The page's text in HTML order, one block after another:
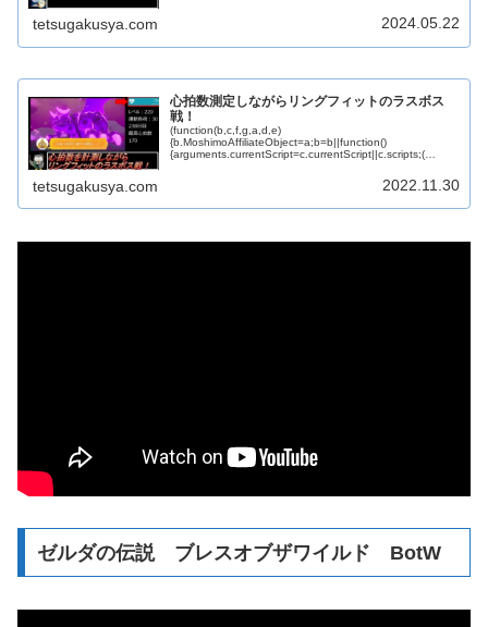
tetsugakusya.com 2024.05.22
心拍数測定しながらリングフィットのラスボス
戦！
(function(b,c,f,g,a,d,e)
{b.MoshimoAffiliateObject=a;b=b||function()
{arguments.currentScript=c.currentScript||c.scripts;(…
tetsugakusya.com 2022.11.30
ゼルダの伝説 ブレスオブザワイルド BotW